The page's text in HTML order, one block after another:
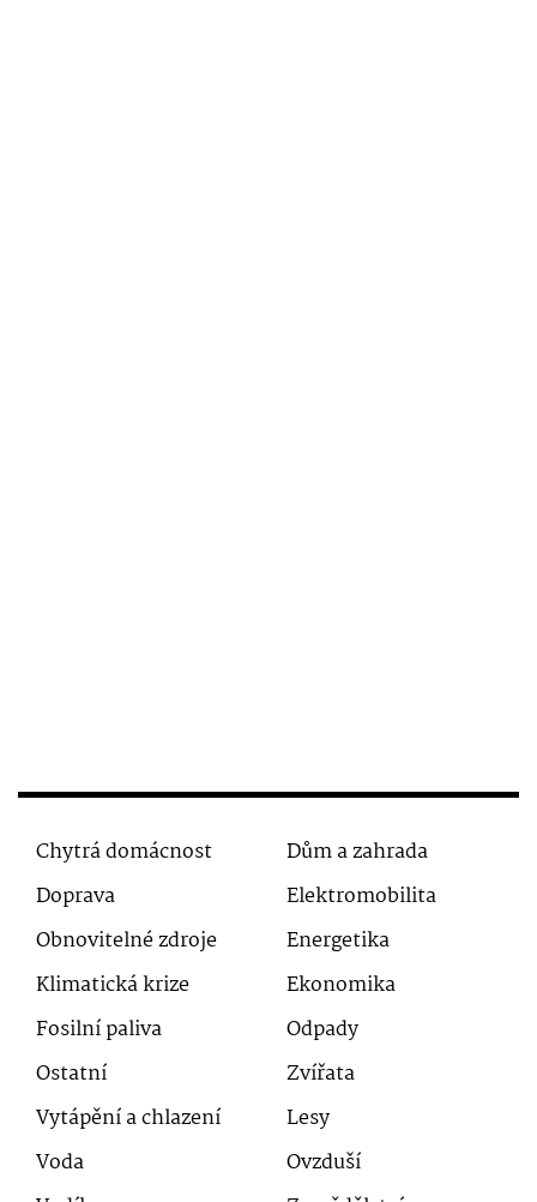
Chytrá domácnost
Dům a zahrada
Doprava
Elektromobilita
Obnovitelné zdroje
Energetika
Klimatická krize
Ekonomika
Fosilní paliva
Odpady
Ostatní
Zvířata
Vytápění a chlazení
Lesy
Voda
Ovzduší